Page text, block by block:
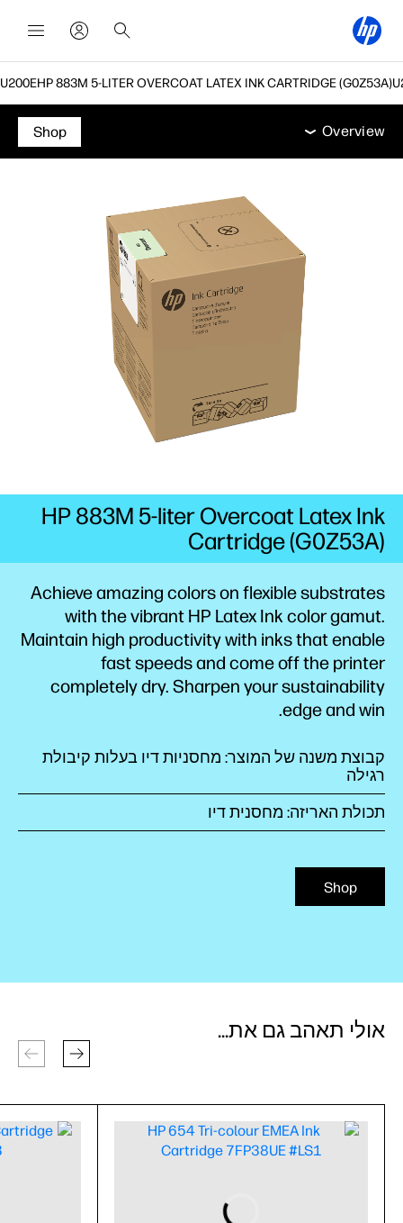
HP 883M 5-LITER OVERCOAT LATEX INK CARTRIDGE (G0Z53A)
Overview
תמיכה
Overview
Shop
Achieve amazing colors on flexible substrates
with the vibrant HP Latex Ink color gamut.
Maintain high productivity with inks that enable
fast speeds and come off the printer
completely dry. Sharpen your sustainability
edge and win.
קבוצת משנה של המוצר: מחסניות דיו בעלות קיבולת
רגילה
תכולת האריזה: מחסנית דיו
Shop
HP 883M 5-liter Overcoat Latex Ink
Cartridge (G0Z53A)
אולי תאהב גם את...